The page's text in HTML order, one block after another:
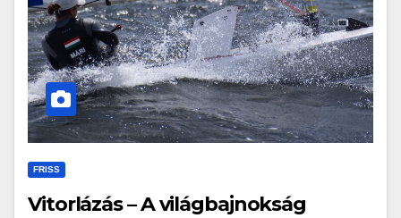
FRISS
Vitorlázás – A világbajnokság